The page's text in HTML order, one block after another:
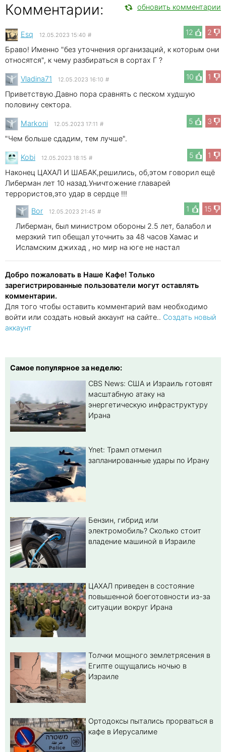
Комментарии: обновить комментарии
12 2
Esq 12.05.2023 15:40 #
Браво! Именно "без уточнения организаций, к которым они
относятся", к чему разбираться в сортах Г ?
10
1
Vladina71 12.05.2023 16:10 #
Приветствую.Давно пора сравнять с песком худшую
половину сектора.
5
3
Markoni 12.05.2023 17:11 #
"Чем больше сдадим, тем лучше".
5
1
Kobi 12.05.2023 18:15 #
Наконец ЦАХАЛ И ШАБАК,решились, об,этом говорил ещё
Либерман лет 10 назад.Уничтожение главарей
террористов,это удар в сердце !!!
1
15
Bor 12.05.2023 21:45 #
Либерман, был министром обороны 2.5 лет, балабол и
мерзкий тип обещал уточнить за 48 часов Хамас и
Исламским джихад , но мир на юге не настал
Добро пожаловать в Наше Кафе! Только
зарегистрированные пользователи могут оставлять
комментарии.
Для того чтобы оставить комментарий вам необходимо
войти или создать новый аккаунт на сайте.. Создать новый
аккаунт
Самое популярное за неделю:
CBS News: США и Израиль готовят
масштабную атаку на
энергетическую инфраструктуру
Ирана
Ynet: Трамп отменил
запланированные удары по Ирану
Бензин, гибрид или
электромобиль? Cколько стоит
владение машиной в Израиле
ЦАХАЛ приведен в состояние
повышенной боеготовности из-за
ситуации вокруг Ирана
Толчки мощного землетрясения в
Египте ощущались ночью в
Израиле
Ортодоксы пытались прорваться в
кафе в Иерусалиме